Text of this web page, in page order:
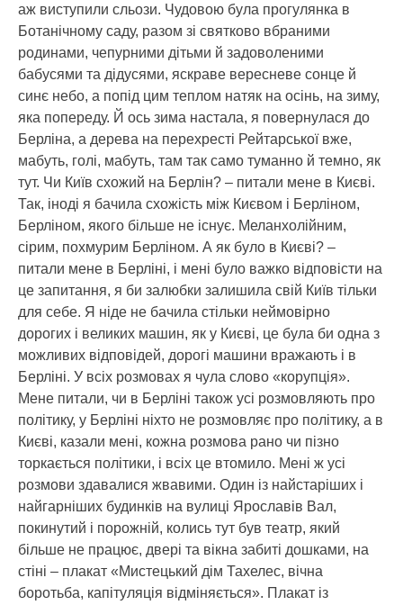
аж виступили сльози. Чудовою була прогулянка в
Ботанічному саду, разом зі святково вбраними
родинами, чепурними дітьми й задоволеними
бабусями та дідусями, яскраве вересневе сонце й
синє небо, а попід цим теплом натяк на осінь, на зиму,
яка попереду. Й ось зима настала, я повернулася до
Берліна, а дерева на перехресті Рейтарської вже,
мабуть, голі, мабуть, там так само туманно й темно, як
тут. Чи Київ схожий на Берлін? – питали мене в Києві.
Так, іноді я бачила схожість між Києвом і Берліном,
Берліном, якого більше не існує. Меланхолійним,
сірим, похмурим Берліном. А як було в Києві? –
питали мене в Берліні, і мені було важко відповісти на
це запитання, я би залюбки залишила свій Київ тільки
для себе. Я ніде не бачила стільки неймовірно
дорогих і великих машин, як у Києві, це була би одна з
можливих відповідей, дорогі машини вражають і в
Берліні. У всіх розмовах я чула слово «корупція».
Мене питали, чи в Берліні також усі розмовляють про
політику, у Берліні ніхто не розмовляє про політику, а в
Києві, казали мені, кожна розмова рано чи пізно
торкається політики, і всіх це втомило. Мені ж усі
розмови здавалися жвавими. Один із найстаріших і
найгарніших будинків на вулиці Ярославів Вал,
покинутий і порожній, колись тут був театр, який
більше не працює, двері та вікна забиті дошками, на
стіні – плакат «Мистецький дім Тахелес, вічна
боротьба, капітуляція відміняється». Плакат із